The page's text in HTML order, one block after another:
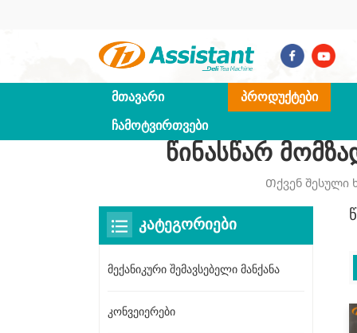
ᲛᲗᲐᲕᲐᲠᲘ ᲞᲠᲝᲓᲣᲥᲢᲔᲑᲘ
ᲩᲐᲛᲝᲢᲕᲘᲠᲗᲕᲔᲑᲘ
Წინასწარ
Თქვენ Შესული
ᲙᲐᲢᲔᲒᲝᲠᲘᲔᲑᲘ
მექანიკური შემავსებელი მანქანა
კონვეიერები